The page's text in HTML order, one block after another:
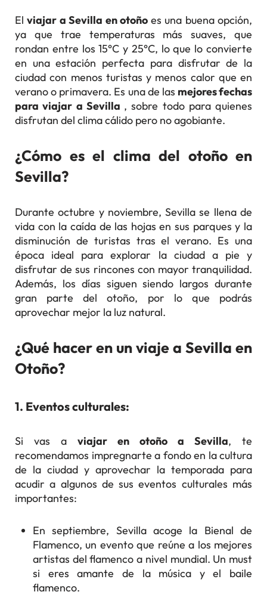
Elviajar a Sevilla en otoño es una buena opción,
ya que trae temperaturas más suaves, que
rondan entre los 15°C y 25°C, lo que lo convierte
en una estación perfecta para disfrutar de la
ciudad con menos turistas y menos calor que en
verano o primavera. Es una de las mejores fechas
para viajar a Sevilla , sobre todo para quienes
disfrutan del clima cálido pero no agobiante.
¿Cómo es el clima del otoño en
Sevilla?
Durante octubre y noviembre, Sevilla se llena de
vida con la caída de las hojas en sus parques y la
disminución de turistas tras el verano. Es una
época ideal para explorar la ciudad a pie y
disfrutar de sus rincones con mayor tranquilidad.
Además, los días siguen siendo largos durante
gran parte del otoño, por lo que podrás
aprovechar mejor la luz natural.
¿Qué hacer en un viaje a Sevilla en
Otoño?
1. Eventos culturales:
Si vas a viajar en otoño a Sevilla, te
recomendamos impregnarte a fondo en la cultura
de la ciudad y aprovechar la temporada para
acudir a algunos de sus eventos culturales más
importantes:
En septiembre, Sevilla acoge la Bienal de
Flamenco, un evento que reúne a los mejores
artistas del flamenco a nivel mundial. Un must
si eres amante de la música y el baile
flamenco.